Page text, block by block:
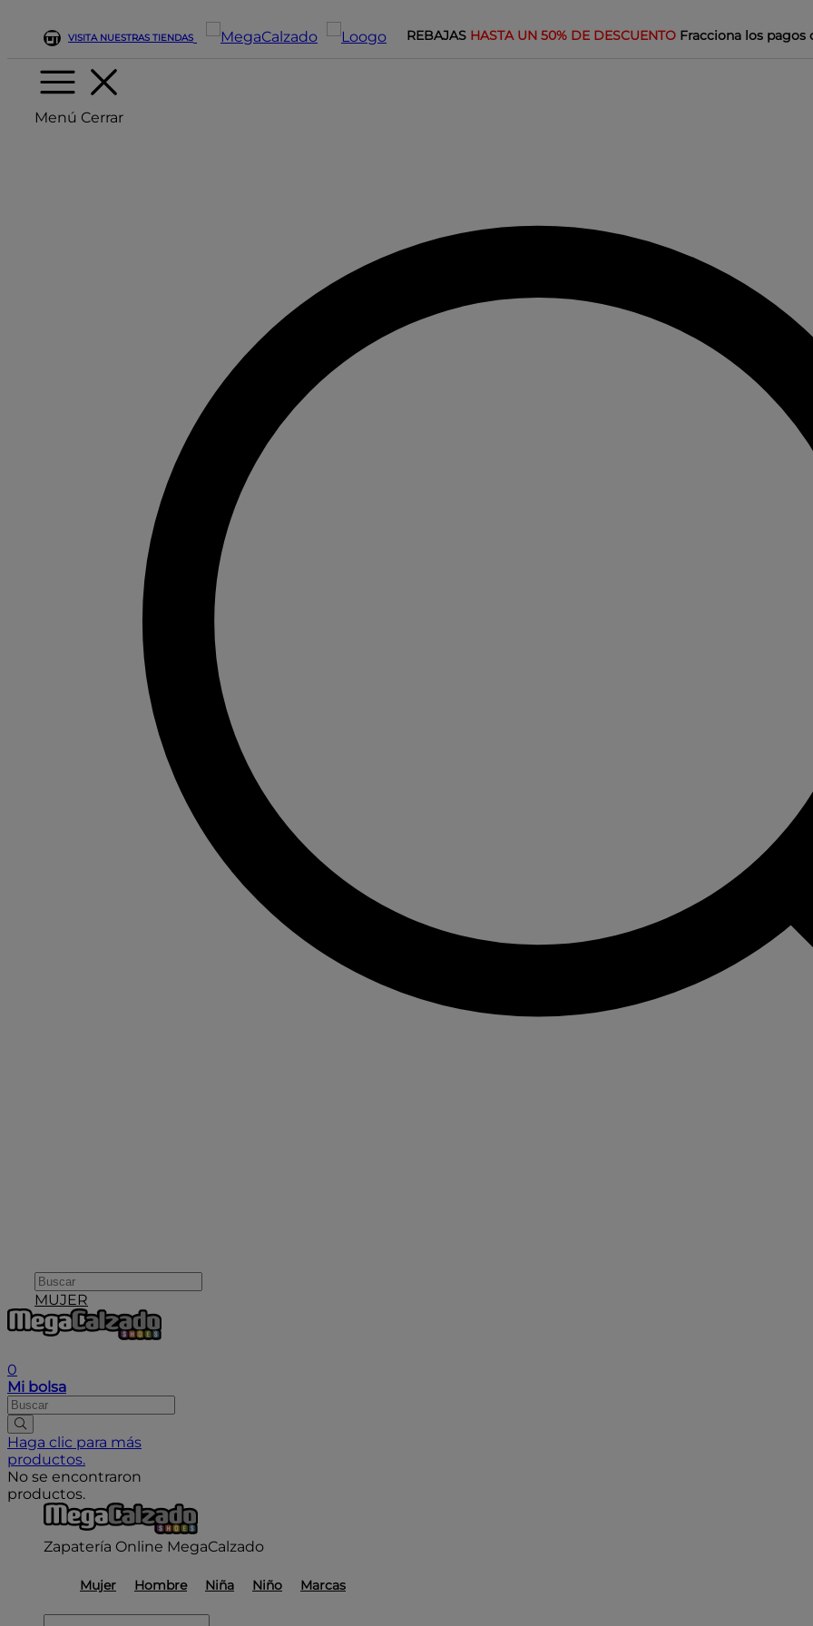
VISITA NUESTRAS TIENDAS REBAJAS HASTA UN 50% DE DESCUENTO Fracciona los pagos
Menú Cerrar
MUJER
0
Mi bolsa
Haga clic para más
productos.
No se encontraron
productos.
Zapatería Online MegaCalzado
Mujer Hombre Niña Niño Marcas